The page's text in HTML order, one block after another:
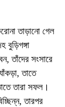
তাড়ানো গেল
বুড়িগঙ্গা
তাঁদের সংসারে
তাতে
তারা সফল।
তারপর